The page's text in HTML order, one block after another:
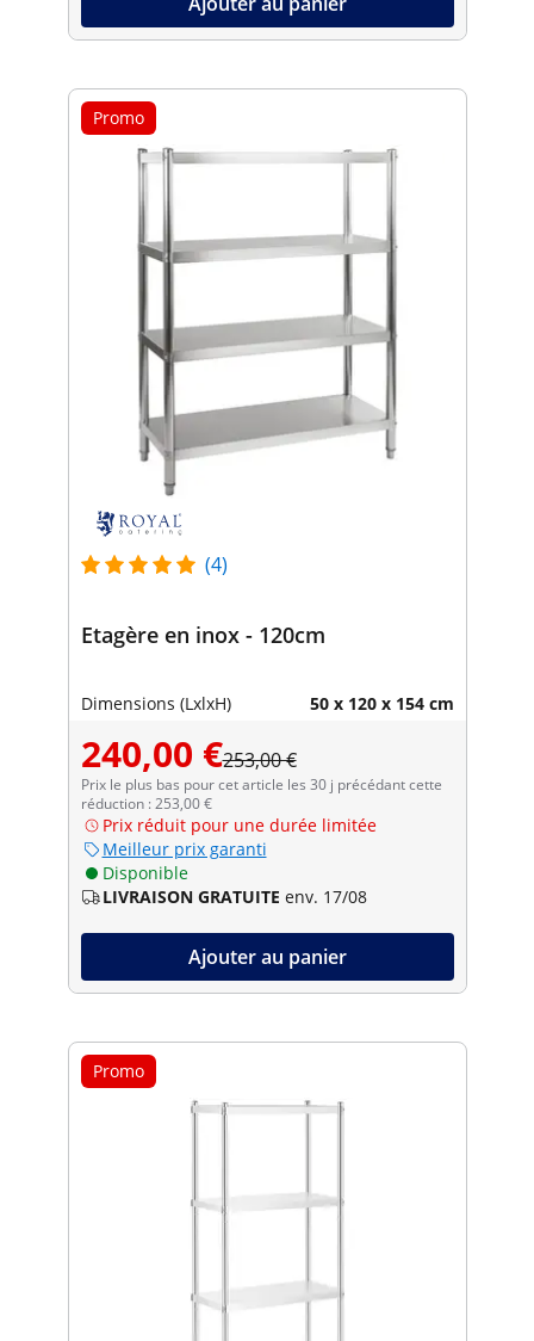
Promo
(4)
Etagère en inox - 120cm
Dimensions (LxlxH) 50 x 120 x 154 cm
240,00 €253,00 €
Prix le plus bas pour cet article les 30 j précédant cette
réduction : 253,00 €
Prix réduit pour une durée limitée
Meilleur prix garanti
Disponible
LIVRAISON GRATUITE env. 17/08
Ajouter au panier
Promo